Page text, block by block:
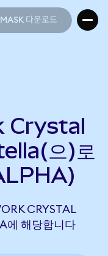
다운로드
Crystal
으)로
CRYSTAL
에 해당합니다